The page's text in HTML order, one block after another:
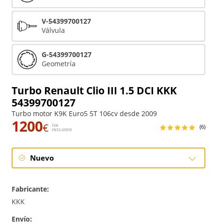
Turbo Renault Clio III 1.5 DCI KKK
54399700127
Turbo motor K9K Euro5 5T 106cv desde 2009
1200€
IVA
INCLUIDO
(6)
Nuevo
Fabricante:
KKK
Envío:
V-54399700127
Válvula
G-54399700127
Geometría